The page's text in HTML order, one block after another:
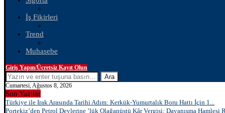
İş Fikirleri
Trend
Muhasebe
Giriş Yapın/Ücretsiz Kayıt Olun
Ara
Cumartesi, Ağustos 8, 2026
Son Yazılar
Türkiye ile Irak Arasında Tarihi Adım: Kerkük-Yumurtalık Boru Hattı İçin 1...
Portekiz’den Petrol Devlerine ’lük Olağanüstü Kâr Vergisi: Dayanışma Hamlesi